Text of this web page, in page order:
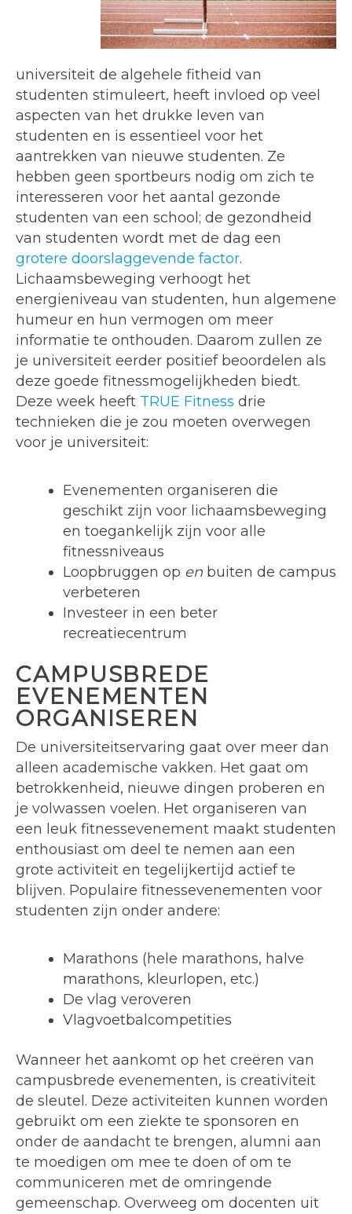
universiteit de algehele fitheid van
studenten stimuleert, heeft invloed op veel
aspecten van het drukke leven van
studenten en is essentieel voor het
aantrekken van nieuwe studenten. Ze
hebben geen sportbeurs nodig om zich te
interesseren voor het aantal gezonde
studenten van een school; de gezondheid
van studenten wordt met de dag een
grotere doorslaggevende factor.
Lichaamsbeweging verhoogt het
energieniveau van studenten, hun algemene
humeur en hun vermogen om meer
informatie te onthouden. Daarom zullen ze
je universiteit eerder positief beoordelen als
deze goede fitnessmogelijkheden biedt.
Deze week heeft TRUE Fitness drie
technieken die je zou moeten overwegen
voor je universiteit:
Evenementen organiseren die
geschikt zijn voor lichaamsbeweging
en toegankelijk zijn voor alle
fitnessniveaus
Loopbruggen op en buiten de campus
verbeteren
Investeer in een beter
recreatiecentrum
CAMPUSBREDE
EVENEMENTEN
ORGANISEREN
De universiteitservaring gaat over meer dan
alleen academische vakken. Het gaat om
betrokkenheid, nieuwe dingen proberen en
je volwassen voelen. Het organiseren van
een leuk fitnessevenement maakt studenten
enthousiast om deel te nemen aan een
grote activiteit en tegelijkertijd actief te
blijven. Populaire fitnessevenementen voor
studenten zijn onder andere:
Marathons (hele marathons, halve
marathons, kleurlopen, etc.)
De vlag veroveren
Vlagvoetbalcompetities
Wanneer het aankomt op het creëren van
campusbrede evenementen, is creativiteit
de sleutel. Deze activiteiten kunnen worden
gebruikt om een ziekte te sponsoren en
onder de aandacht te brengen, alumni aan
te moedigen om mee te doen of om te
communiceren met de omringende
gemeenschap. Overweeg om docenten uit